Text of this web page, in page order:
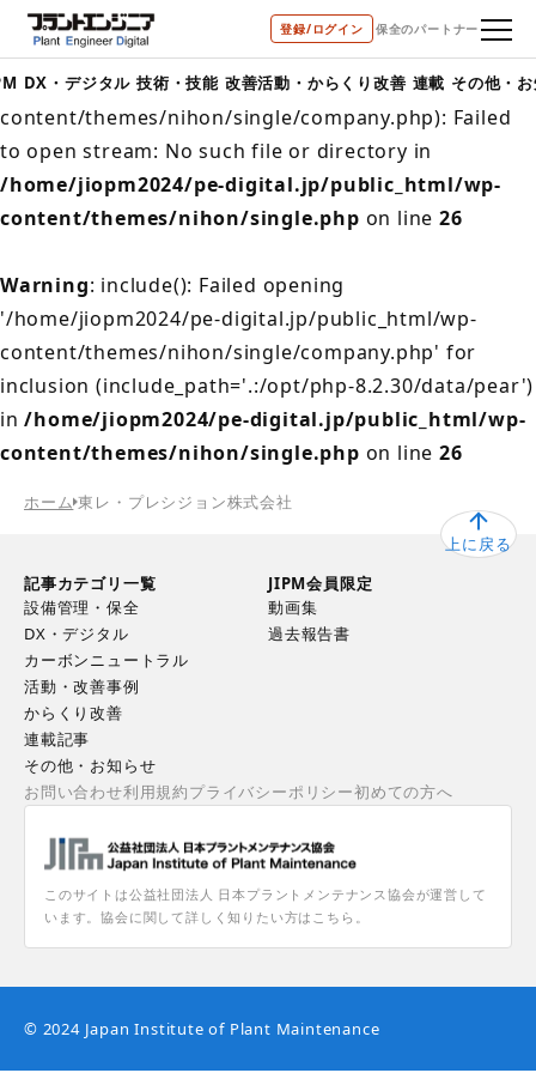
登録/ログイン 保全のパートナー
DX・デジタル 技術・技能 改善活動・からくり改善 連載 その他・
Warning: include(/home/jiopm2024/pe-
digital.jp/public_html/wp-
content/themes/nihon/single/company.php): Failed
to open stream: No such file or directory in
/home/jiopm2024/pe-digital.jp/public_html/wp-
content/themes/nihon/single.php on line26
Warning: include(): Failed opening
'/home/jiopm2024/pe-digital.jp/public_html/wp-
content/themes/nihon/single/company.php' for
inclusion (include_path='.:/opt/php-8.2.30/data/pear')
in/home/jiopm2024/pe-digital.jp/public_html/wp-
content/themes/nihon/single.php on line26
ホーム 東レ・プレシジョン株式会社
上に戻る
このサイトは公益社団法人 日本プラントメンテナンス協会が運営して
います。協会に関して詳しく知りたい方はこちら。
記事カテゴリ一覧
設備管理・保全
DX・デジタル
カーボンニュートラル
活動・改善事例
からくり改善
連載記事
その他・お知らせ
JIPM会員限定
動画集
過去報告書
お問い合わせ利用規約プライバシーポリシー初めての方へ
© 2024 Japan Institute of Plant Maintenance